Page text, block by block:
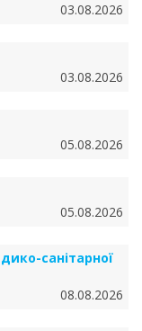
03.08.2026
03.08.2026
05.08.2026
05.08.2026
санітарної
08.08.2026